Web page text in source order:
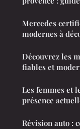
Mercedes
modernes à
Découvrez les
fiables et
Les femmes et
présence
Révision auto :